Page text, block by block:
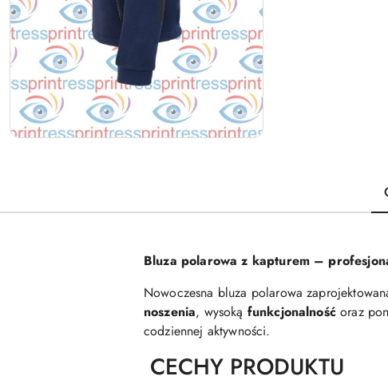
Bluza polarowa z kapturem –
Nowoczesna bluza polarowa
noszenia, wysoką funkcjonalnośćoraz
codziennej aktywności.
CECHY PRODUKTU